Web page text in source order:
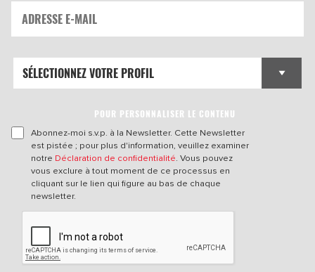
POUR PERSONNALISER LE CONTENU
Abonnez-moi s.v.p. à la Newsletter. Cette Newsletter
est pistée ; pour plus d'information, veuillez examiner
notre Déclaration de confidentialité. Vous pouvez
vous exclure à tout moment de ce processus en
cliquant sur le lien qui figure au bas de chaque
newsletter.